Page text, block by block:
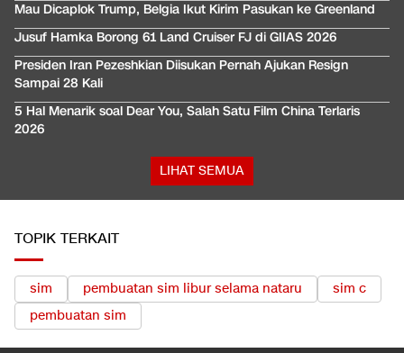
Mau Dicaplok Trump, Belgia Ikut Kirim Pasukan ke Greenland
Jusuf Hamka Borong 61 Land Cruiser FJ di GIIAS 2026
Presiden Iran Pezeshkian Diisukan Pernah Ajukan Resign
Sampai 28 Kali
5 Hal Menarik soal Dear You, Salah Satu Film China Terlaris
2026
LIHAT SEMUA
TOPIK TERKAIT
sim pembuatan sim libur selama nataru
sim c
pembuatan sim